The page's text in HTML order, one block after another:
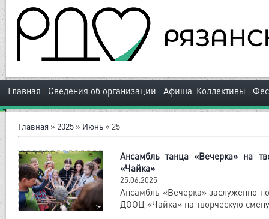
Главная Сведения об организации Афиша Коллективы
Главная » 2025 » Июнь » 25
Ансамбль танца «Вечерка» на
«Чайка»
25.06.2025
Ансамбль «Вечерка» заслуженно
ДООЦ «Чайка» на творческую